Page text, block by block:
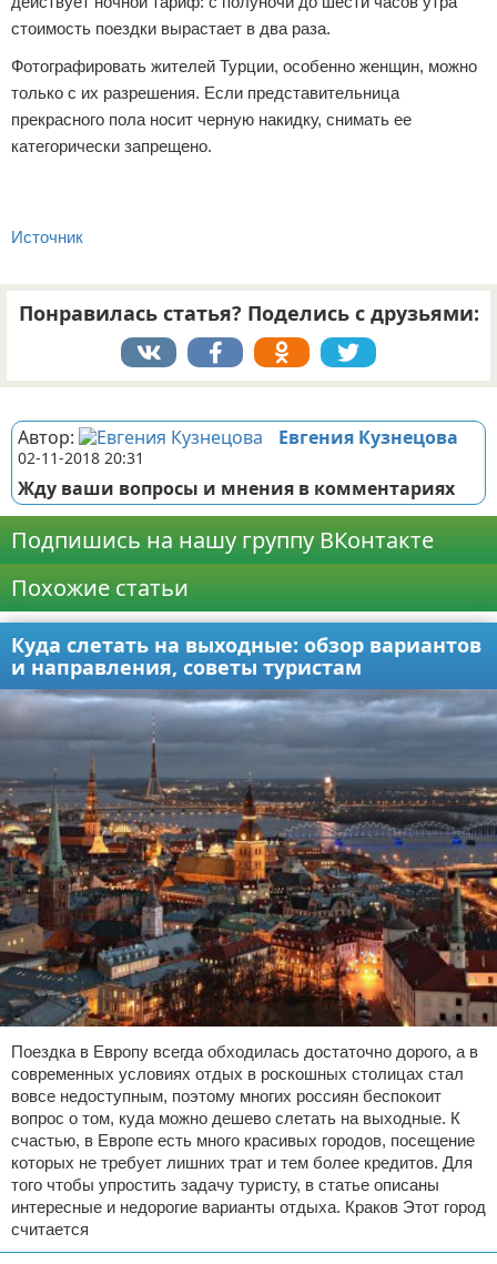
стоимость поездки вырастает в два раза.
Фотографировать жителей Турции, особенно женщин, можно
только с их разрешения. Если представительница
прекрасного пола носит черную накидку, снимать ее
категорически запрещено.
Источник
Понравилась статья? Поделись с друзьями:
Автор: Евгения Кузнецова
02-11-2018 20:31
Жду ваши вопросы и мнения в комментариях
Подпишись на нашу группу ВКонтакте
Похожие статьи
Куда слетать на выходные: обзор вариантов
и направления, советы туристам
Поездка в Европу всегда обходилась достаточно дорого, а в
современных условиях отдых в роскошных столицах стал
вовсе недоступным, поэтому многих россиян беспокоит
вопрос о том, куда можно дешево слетать на выходные. К
счастью, в Европе есть много красивых городов, посещение
которых не требует лишних трат и тем более кредитов. Для
того чтобы упростить задачу туристу, в статье описаны
интересные и недорогие варианты отдыха. Краков Этот город
считается